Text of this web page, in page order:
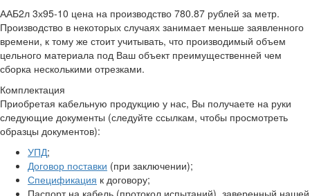
ААБ2л 3х95-10 цена на производство 780.87 рублей за метр.
Производство в некоторых случаях занимает меньше заявленного
времени, к тому же стоит учитывать, что производимый объем
цельного материала под Ваш объект преимущественней чем
сборка несколькими отрезками.
Комплектация
Приобретая кабельную продукцию у нас, Вы получаете на руки
следующие документы (следуйте ссылкам, чтобы просмотреть
образцы документов):
УПД;
Договор поставки (при заключении);
Спецификация к договору;
Паспорт на кабель (протокол испытаний), заверенный нашей